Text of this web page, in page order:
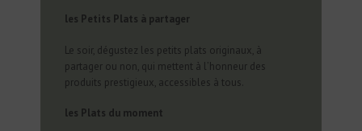
les Petits Plats à partager
Le soir, dégustez les petits plats originaux, à
partager ou non, qui mettent à l’honneur des
produits prestigieux, accessibles à tous.
les Plats du moment